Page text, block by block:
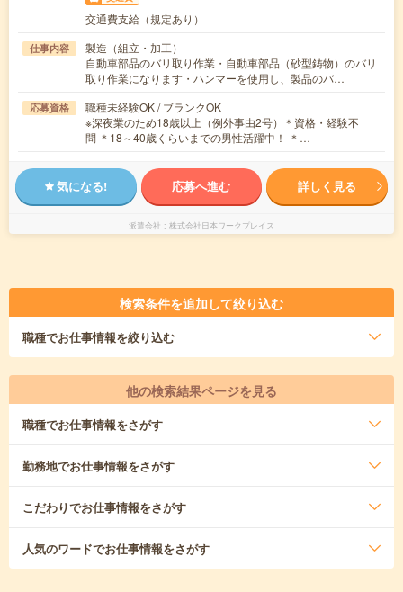
交通費支給（規定あり）
仕事内容
製造（組立・加工）
自動車部品のバリ取り作業・自動車部品（砂型鋳物）のバリ
取り作業になります・ハンマーを使用し、製品のバ…
応募資格
職種未経験OK / ブランクOK
※深夜業のため18歳以上（例外事由2号）＊資格・経験不
問 ＊18～40歳くらいまでの男性活躍中！ ＊…
気になる! 応募へ進む 詳しく見る
派遣会社 株式会社日本ワークプレイス
検索条件を追加して絞り込む
職種でお仕事情報を絞り込む
他の検索結果ページを見る
職種でお仕事情報をさがす
勤務地でお仕事情報をさがす
こだわりでお仕事情報をさがす
人気のワードでお仕事情報をさがす